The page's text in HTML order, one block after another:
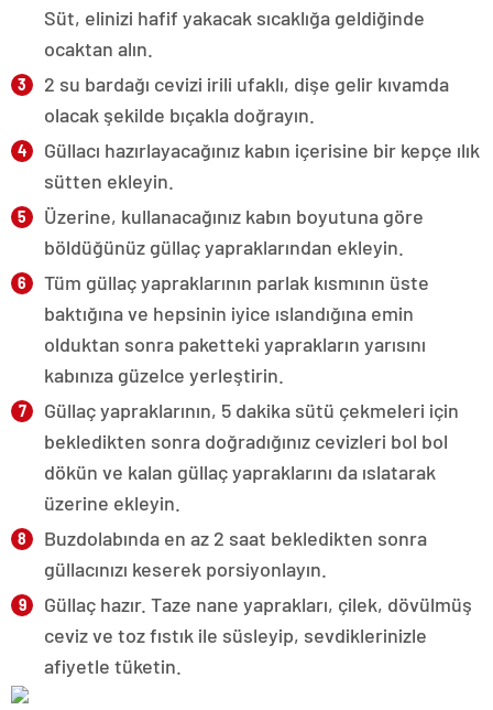
Süt, elinizi hafif yakacak sıcaklığa geldiğinde
ocaktan alın.
2 su bardağı cevizi irili ufaklı, dişe gelir kıvamda
olacak şekilde bıçakla doğrayın.
Güllacı hazırlayacağınız kabın içerisine bir kepçe ılık
sütten ekleyin.
Üzerine, kullanacağınız kabın boyutuna göre
böldüğünüz güllaç yapraklarından ekleyin.
Tüm güllaç yapraklarının parlak kısmının üste
baktığına ve hepsinin iyice ıslandığına emin
olduktan sonra paketteki yaprakların yarısını
kabınıza güzelce yerleştirin.
Güllaç yapraklarının, 5 dakika sütü çekmeleri için
bekledikten sonra doğradığınız cevizleri bol bol
dökün ve kalan güllaç yapraklarını da ıslatarak
üzerine ekleyin.
Buzdolabında en az 2 saat bekledikten sonra
güllacınızı keserek porsiyonlayın.
Güllaç hazır. Taze nane yaprakları, çilek, dövülmüş
ceviz ve toz fıstık ile süsleyip, sevdiklerinizle
afiyetle tüketin.